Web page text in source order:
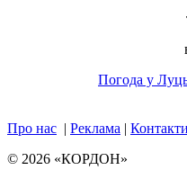
Погода у
Про нас | Реклама | Контакти
© 2026 «КОРДОН»